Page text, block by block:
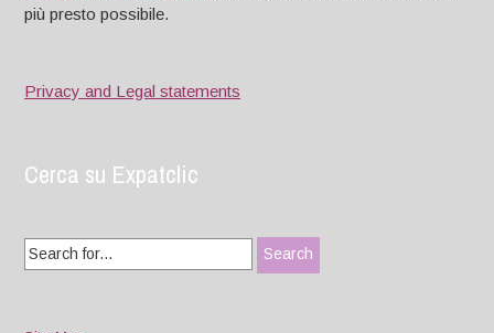
più presto possibile.
Privacy and Legal statements
Cerca su Expatclic
Search
for: